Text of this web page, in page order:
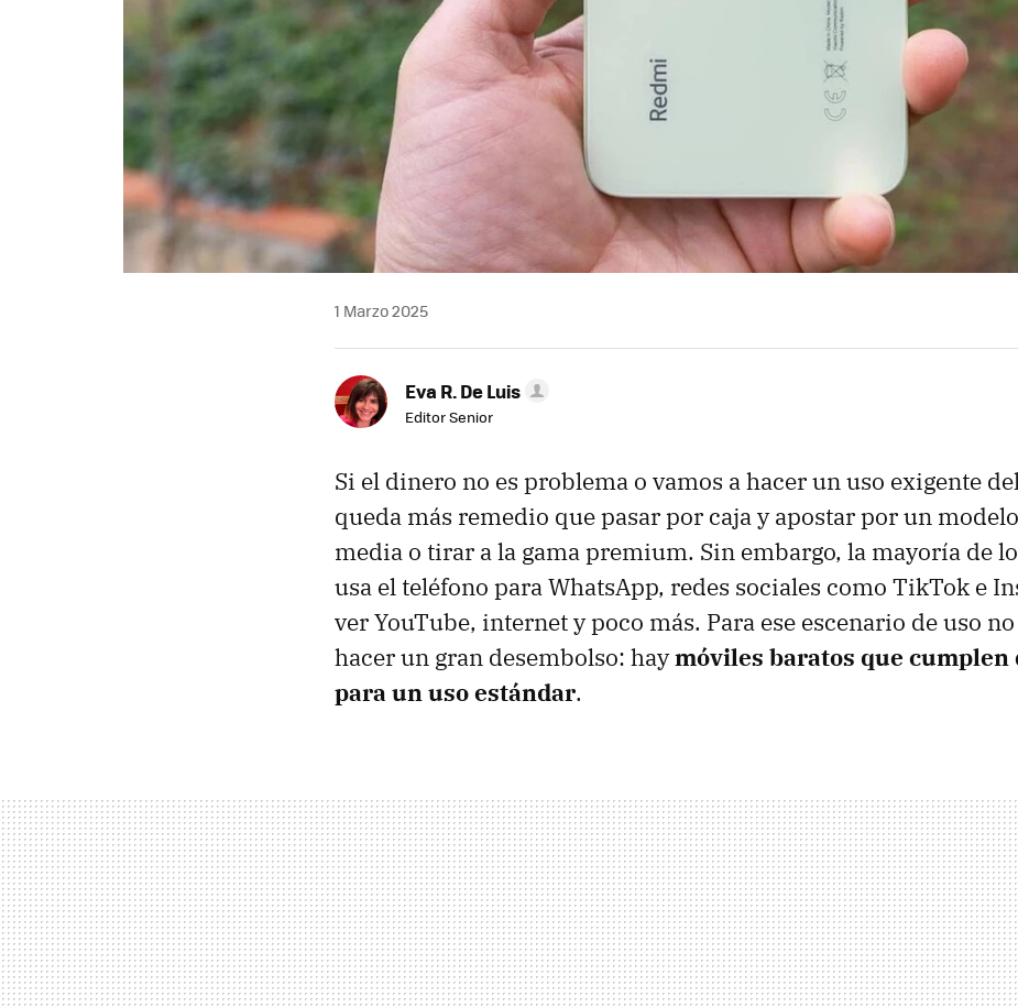
1 Marzo 2025
Eva R. De Luis
Editor Senior
Si el dinero no es problema o vamos a hacer un uso exigente
queda más remedio que pasar por caja y apostar por un
media o tirar a la gama premium. Sin embargo, la mayoría de
usa el teléfono para WhatsApp, redes sociales como TikTok e
ver YouTube, internet y poco más. Para ese escenario de uso
hacer un gran desembolso: haymóviles baratos que cumplen
para un uso estándar.